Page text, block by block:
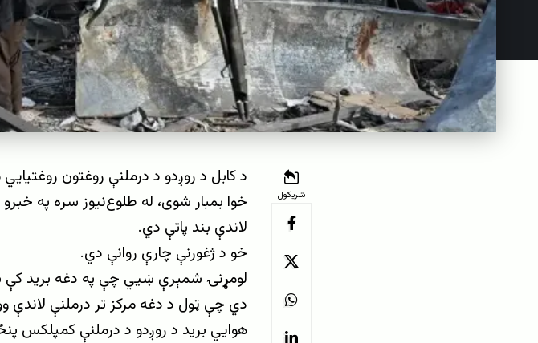
شریکول
د کابل د روږدو د درملنې روغتون
لاندې بند پاتې دي.
خو د ژغورنې چارې روانې دي.
دي چې ټول د دغه مرکز تر درملنې لاندې